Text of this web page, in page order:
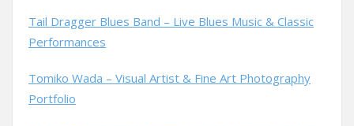
Tail Dragger Blues Band – Live Blues Music & Classic
Performances
Tomiko Wada – Visual Artist & Fine Art Photography
Portfolio